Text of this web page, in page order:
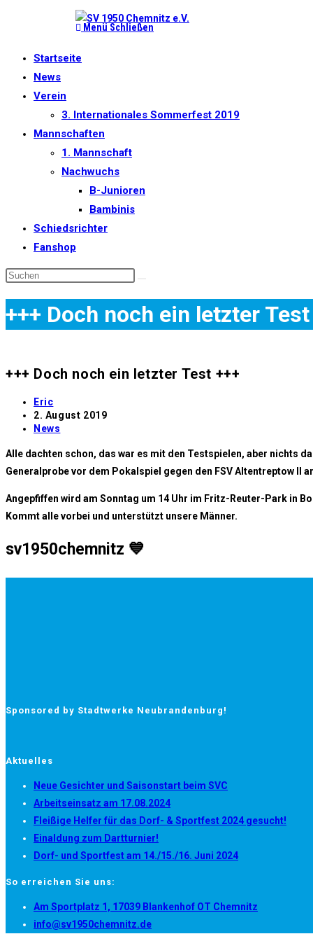
Menü Schließen
Startseite
News
Verein
3. Internationales Sommerfest 2019
Mannschaften
1. Mannschaft
Nachwuchs
B-Junioren
Bambinis
Schiedsrichter
Fanshop
+++ Doch noch ein letzter Test
+++ Doch noch ein letzter Test +++
Beitrags-
Autor:
Eric
Beitrag
veröffentlicht:
2. August 2019
Beitrags-
News
Alle dachten schon, das war es mit den Testspielen, aber nichts
Generalprobe vor dem Pokalspiel gegen den FSV Altentreptow II
Angepfiffen wird am Sonntag um 14 Uhr im Fritz-Reuter-Park in
Kommt alle vorbei und unterstützt unsere Männer.
sv1950chemnitz 💙
Sponsored by Stadtwerke Neubrandenburg!
Aktuelles
Neue Gesichter und Saisonstart beim SVC
Arbeitseinsatz am 17.08.2024
Fleißige Helfer für das Dorf- & Sportfest 2024 gesucht!
Einaldung zum Dartturnier!
Dorf- und Sportfest am 14./15./16. Juni 2024
So erreichen Sie uns:
Am Sportplatz 1, 17039 Blankenhof OT Chemnitz
info@sv1950chemnitz.deOpens